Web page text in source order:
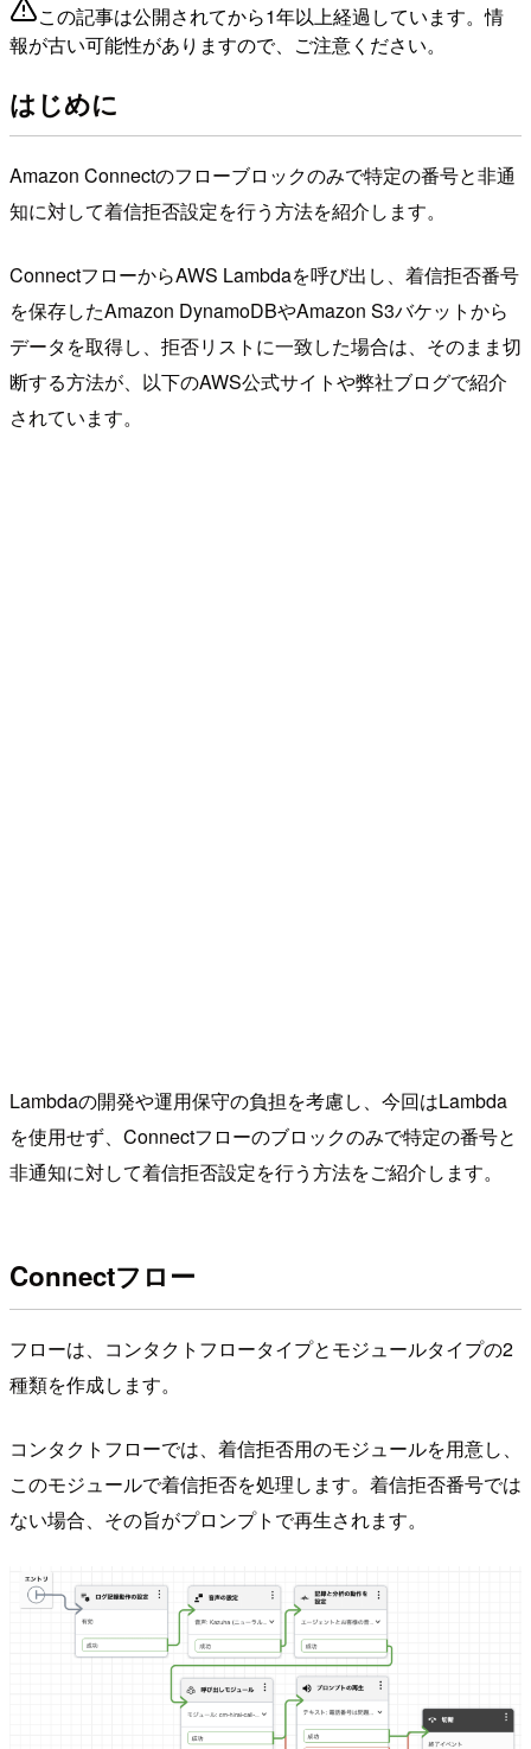
この記事は公開されてから1年以上経過しています。情
報が古い可能性がありますので、ご注意ください。
はじめに
Amazon Connectのフローブロックのみで特定の番号と非通
知に対して着信拒否設定を行う方法を紹介します。
ConnectフローからAWS Lambdaを呼び出し、着信拒否番号
を保存したAmazon DynamoDBやAmazon S3バケットから
データを取得し、拒否リストに一致した場合は、そのまま切
断する方法が、以下のAWS公式サイトや弊社ブログで紹介
されています。
Lambdaの開発や運用保守の負担を考慮し、今回はLambda
を使用せず、Connectフローのブロックのみで特定の番号と
非通知に対して着信拒否設定を行う方法をご紹介します。
Connectフロー
フローは、コンタクトフロータイプとモジュールタイプの2
種類を作成します。
コンタクトフローでは、着信拒否用のモジュールを用意し、
このモジュールで着信拒否を処理します。着信拒否番号では
ない場合、その旨がプロンプトで再生されます。